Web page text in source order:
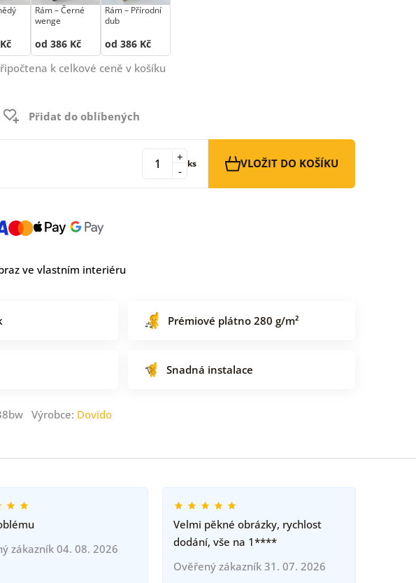
Rám –⁠⁠⁠⁠⁠⁠ Černé
wenge
od 386 Kč
Rám –⁠⁠⁠⁠⁠⁠ Přírodní
dub
od 386 Kč
k celkové ceně v košíku
Přidat do oblíbených
-
+ ks VLOŽIT DO KOŠÍKU
ve vlastním interiéru
Prémiové plátno 280 g/m²
Snadná instalace
Výrobce: Dovido
zákazník 04. 08. 2026
Velmi pěkné obrázky, rychlost
dodání, vše na 1****
Ověřený zákazník 31. 07. 2026